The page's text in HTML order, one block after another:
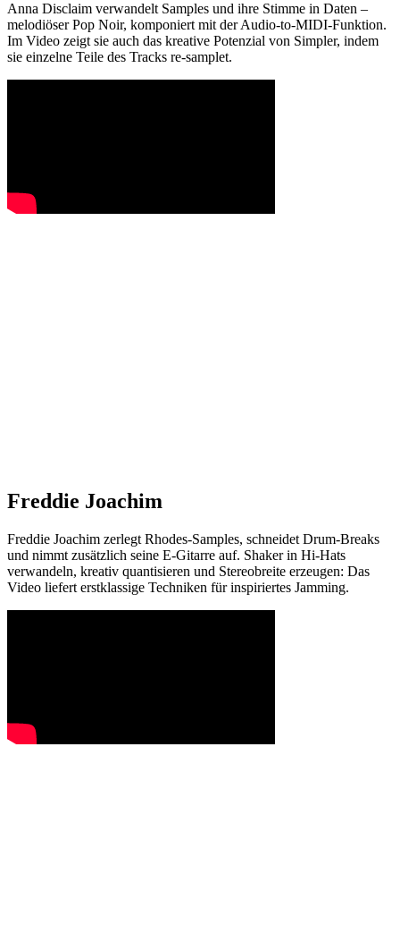
Anna Disclaim verwandelt Samples und ihre Stimme in Daten –
melodiöser Pop Noir, komponiert mit der Audio-to-MIDI-Funktion.
Im Video zeigt sie auch das kreative Potenzial von Simpler, indem
sie einzelne Teile des Tracks re-samplet.
Freddie Joachim
Freddie Joachim zerlegt Rhodes-Samples, schneidet Drum-Breaks
und nimmt zusätzlich seine E-Gitarre auf. Shaker in Hi-Hats
verwandeln, kreativ quantisieren und Stereobreite erzeugen: Das
Video liefert erstklassige Techniken für inspiriertes Jamming.